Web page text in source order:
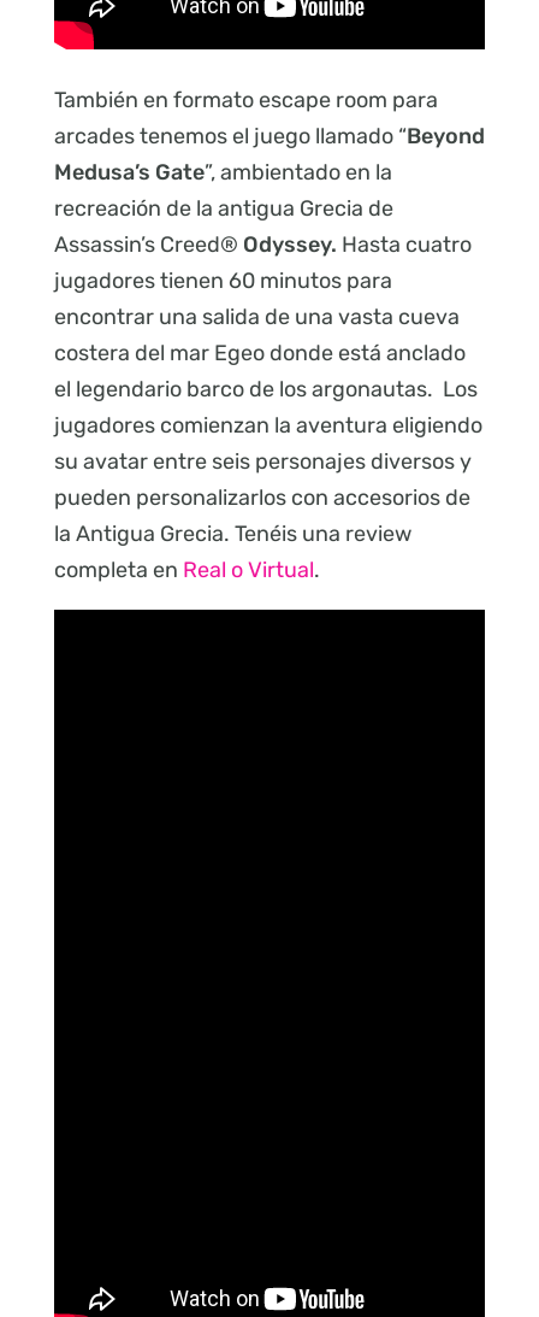
También en formato escape room para
arcades tenemos el juego llamado “Beyond
Medusa’s Gate”, ambientado en la
recreación de la antigua Grecia de
Assassin’s Creed® Odyssey. Hasta cuatro
jugadores tienen 60 minutos para
encontrar una salida de una vasta cueva
costera del mar Egeo donde está anclado
el legendario barco de los argonautas. Los
jugadores comienzan la aventura eligiendo
su avatar entre seis personajes diversos y
pueden personalizarlos con accesorios de
la Antigua Grecia. Tenéis una review
completa en Real o Virtual.